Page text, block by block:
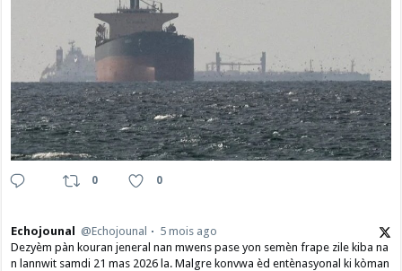
0 0
Echojounal @Echojounal
5 mois ago
Dezyèm pàn kouran jeneral nan mwens pase yon semèn frape zile kiba na
n lannwit samdi 21 mas 2026 la. Malgre konvwa èd entènasyonal ki kòman